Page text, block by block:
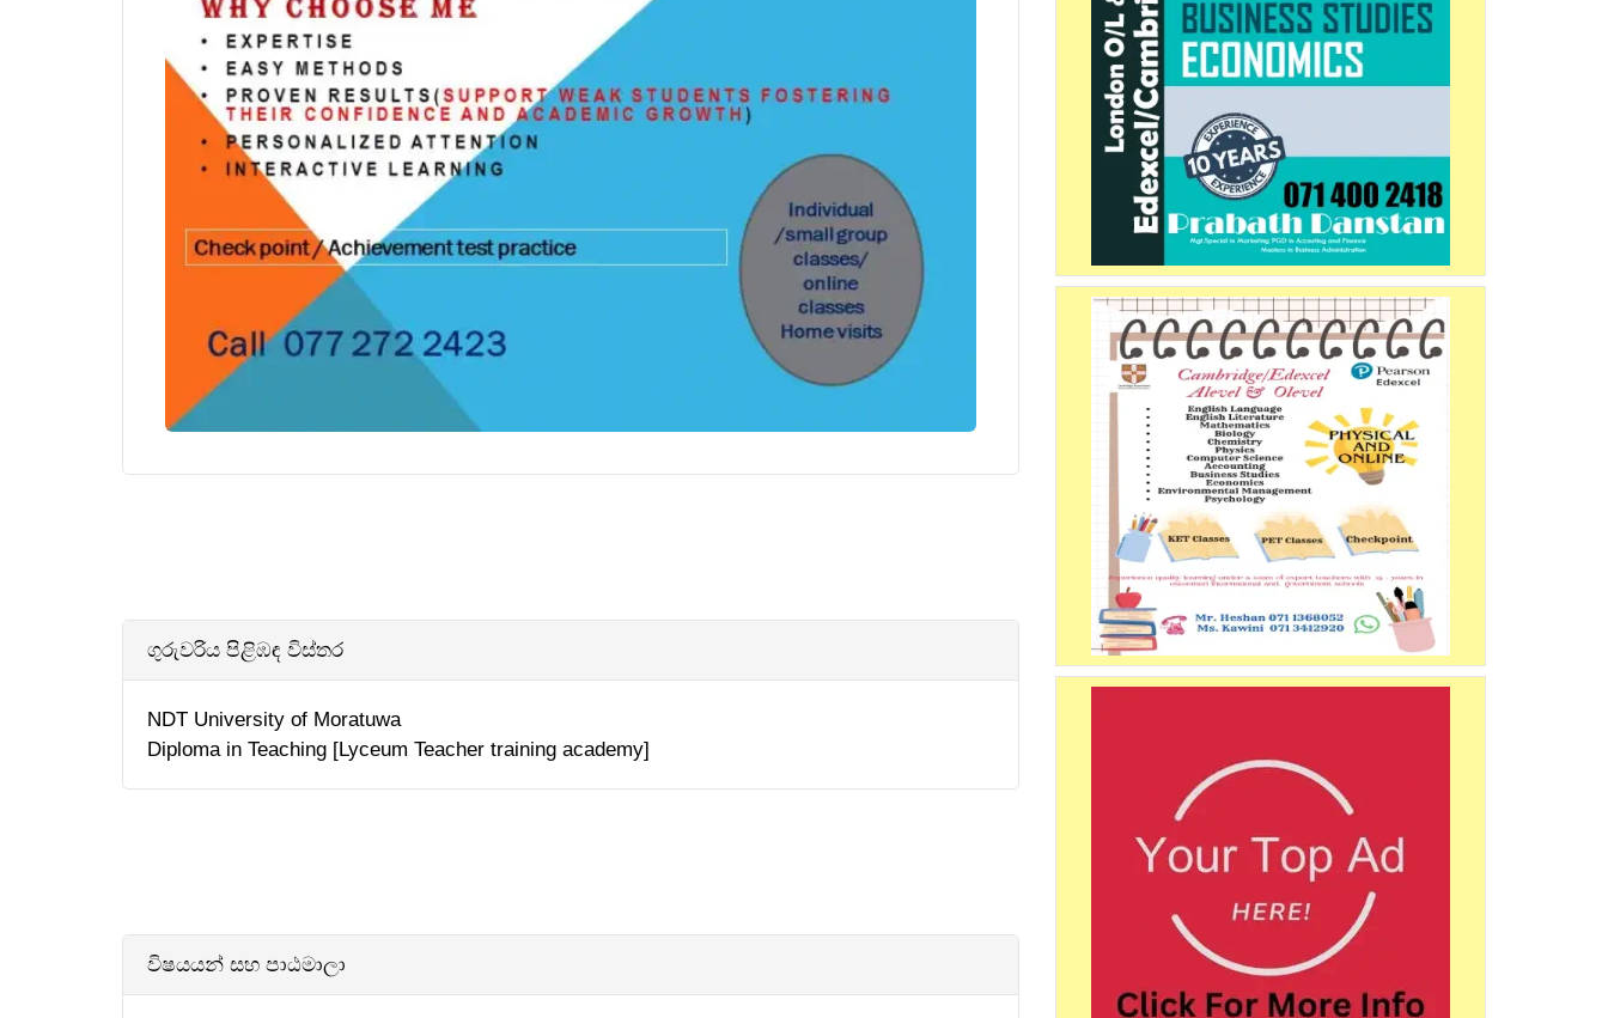
ගුරුවරිය පිළිඹඳ විස්තර
NDT University of Moratuwa
Diploma in Teaching [Lyceum Teacher training academy]
විෂයයන් සහ පාඨමාලා